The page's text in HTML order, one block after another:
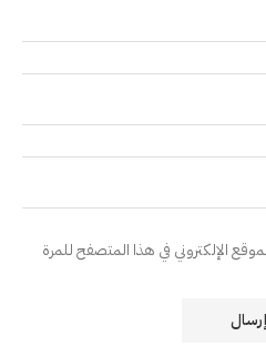
الإلكتروني في هذا المتصفح للمرة